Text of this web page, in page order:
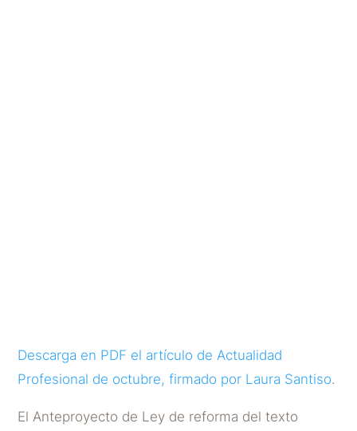
Descarga en PDF el artículo de Actualidad
Profesional de octubre, firmado por Laura Santiso.
El Anteproyecto de Ley de reforma del texto